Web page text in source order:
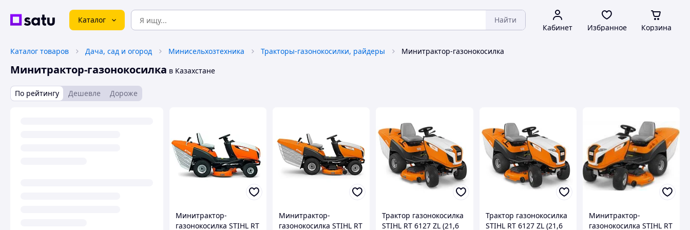
Каталог Найти
Кабинет Избранное Корзина
Каталог товаров Дача, сад и огород Минисельхозтехника Тракторы-газонокосилки, райдеры Минитрактор-газонокосилка
Минитрактор-газонокосилка в Казахстане
По рейтингу Дешевле Дороже
Минитрактор-
газонокосилка STIHL RT
Минитрактор-
газонокосилка STIHL RT
Трактор газонокосилка
STIHL RT 6127 ZL (21,6
Трактор газонокосилка
STIHL RT 6127 ZL (21,6
Минитрактор-
газонокосилка STIHL RT